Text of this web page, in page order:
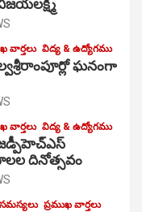
వార్తలు విద్య & ఉద్యోగము
ఘనంగా
వార్తలు విద్య & ఉద్యోగము
జ‌డ్పీహెచ్ఎస్
దినోత్సవం
ప్రముఖ వార్తలు